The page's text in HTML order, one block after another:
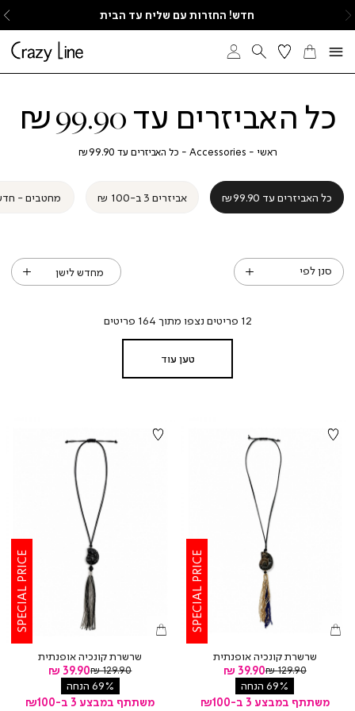
חדש! החזרות עם שליח עד הבית
כל האביזרים עד ₪99.90
ראשי ראשי
Accessories
Accessories
כל האביזרים עד ₪99.90
כל
כל האביזרים עד ₪99.90 אביזרים 3 ב-100 ₪ מחטבים -
סנן לפי
12 פריטים נצפו מתוך 164 פריטים
טען עוד
SPECIAL PRICE
שרשרת קונכיה אופנתית
מחיר
מוצר
39.90 ₪
מחיר
רגיל
129.90 ₪
69% הנחה
משתתף במבצע 3 ב-₪100
SPECIAL PRICE
שרשרת קונכיה אופנתית
מחיר
מוצר
39.90 ₪
מחיר
רגיל
129.90 ₪
69% הנחה
משתתף במבצע 3 ב-₪100